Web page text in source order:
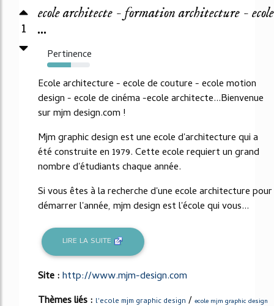
1
ecole architecte - formation architecture - ecole
...
Pertinence
55%
Ecole architecture - ecole de couture - ecole motion
design - ecole de cinéma -ecole architecte...Bienvenue
sur mjm design.com !
Mjm graphic design est une ecole d'architecture qui a
été construite en 1979. Cette ecole requiert un grand
nombre d'étudiants chaque année.
Si vous êtes à la recherche d'une ecole architecture pour
démarrer l'année, mjm design est l'école qui vous...
LIRE LA SUITE
Site :http://www.mjm-design.com
Thèmes liés : l'ecole mjm graphic design / ecole mjm graphic design